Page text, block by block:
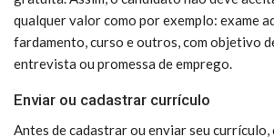
qualquer valor como por exemplo: exame
fardamento, curso e outros, com objetivo
entrevista ou promessa de emprego.
Enviar ou cadastrar currículo
Antes de cadastrar ou enviar seu